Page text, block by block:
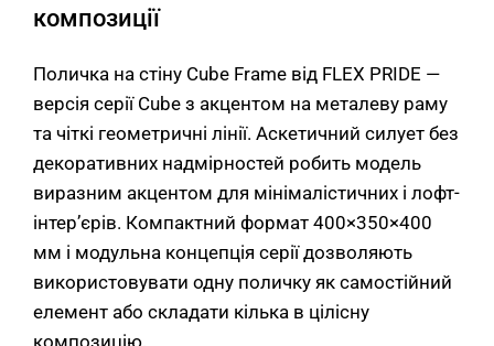
композиції
Поличка на стіну Сube Frame від FLEX PRIDE —
версія серії Сube з акцентом на металеву раму
та чіткі геометричні лінії. Аскетичний силует без
декоративних надмірностей робить модель
виразним акцентом для мінімалістичних і лофт-
інтер’єрів. Компактний формат 400×350×400
мм і модульна концепція серії дозволяють
використовувати одну поличку як самостійний
елемент або складати кілька в цілісну
композицію.